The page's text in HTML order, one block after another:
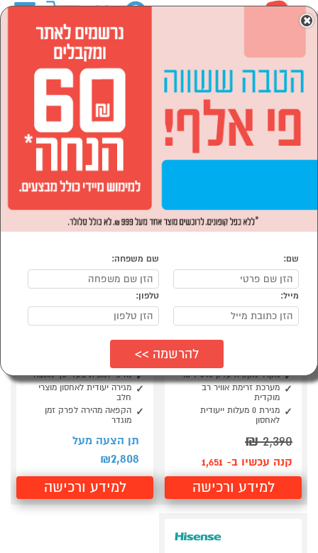
מקררים
מקרר עד 450 ליטר
מקרר עד 450 ליטר
נמצאו 3 מוצרי מקרר עד 450 ליטר
מיון: הפופולרים ביותר
סמן להשוואה
ליטר הייסנס Hisense
מקרר מקפיא עליון 340 ליטר
מערכת זרימת אוויר רב
מוקדית
מגירת 0 מעלות ייעודית
לאחסון
2,390
₪
קנה עכשיו ב- 1,651
למידע ורכישה
סמן להשוואה
HISENSE לבן
מדפי זכוכית בעלי סף מוגבה
מגירה יעודית לאחסון מוצרי
חלב
הקפאה מהירה לפרק זמן
מוגדר
תן הצעה מעל
₪2,808
למידע ורכישה
×
שם: שם משפחה:
מייל: טלפון: